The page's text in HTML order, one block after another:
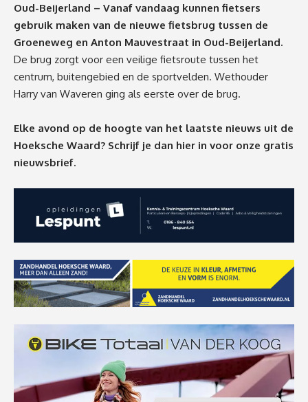
Oud-Beijerland – Vanaf vandaag kunnen fietsers
gebruik maken van de nieuwe fietsbrug tussen de
Groeneweg en Anton Mauvestraat in Oud-Beijerland.
De brug zorgt voor een veilige fietsroute tussen het
centrum, buitengebied en de sportvelden. Wethouder
Harry van Waveren ging als eerste over de brug.
Elke avond op de hoogte van het laatste nieuws uit de
Hoeksche Waard? Schrijf je dan hier in voor onze gratis
nieuwsbrief.